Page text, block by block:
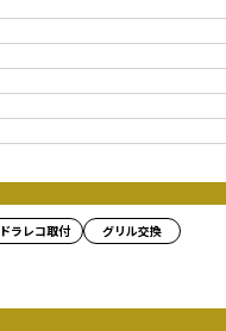
ドラレコ取付
グリル交換